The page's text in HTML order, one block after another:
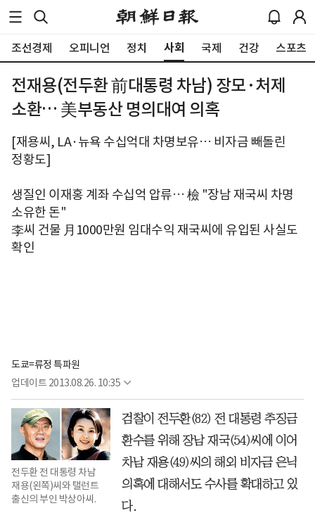
조선경제 오피니언 정치 사회 국제 건강 스포츠
전재용(전두환 前대통령 차남) 장모·처제
소환… 美부동산 명의대여 의혹
[재용씨, LA·뉴욕 수십억대 차명보유… 비자금 빼돌린
정황도]
생질인 이재홍 계좌 수십억 압류… 檢 "장남 재국씨 차명
소유한 돈"
李씨 건물 月1000만원 임대수익 재국씨에 유입된 사실도
확인
도쿄=류정 특파원
업데이트 2013.08.26. 10:35
전두환 전 대통령 차남
재용(왼쪽)씨와 탤런트
출신의 부인 박상아씨.
검찰이 전두환(82) 전 대통령 추징금
환수를 위해 장남 재국(54)씨에 이어
차남 재용(49)씨의 해외 비자금 은닉
의혹에 대해서도 수사를 확대하고 있
다.